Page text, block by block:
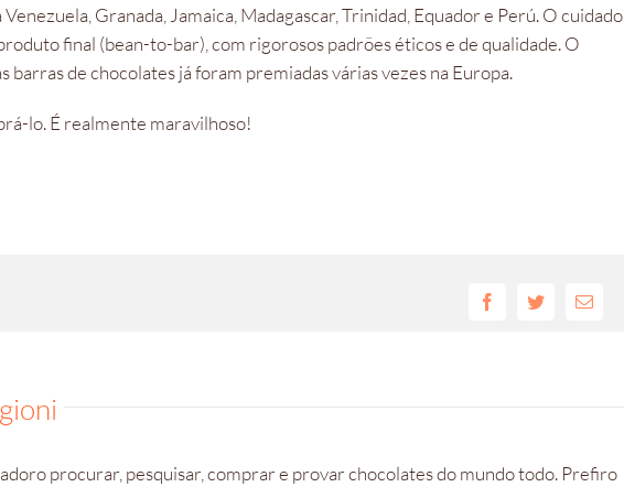
Granada, Jamaica, Madagascar, Trinidad, Equador e Perú. O cuidado
final (bean-to-bar), com rigorosos padrões éticos e de qualidade. O
de chocolates já foram premiadas várias vezes na Europa.
lo. É realmente maravilhoso!
FacebookTwitterE-
procurar, pesquisar, comprar e provar chocolates do mundo todo. Prefiro